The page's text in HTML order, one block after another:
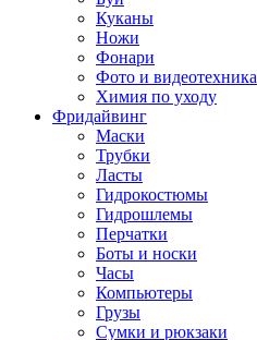
Куканы
Ножи
Фонари
Фото и видеотехника
Химия по уходу
Фридайвинг
Маски
Трубки
Ласты
Гидрокостюмы
Гидрошлемы
Перчатки
Боты и носки
Часы
Компьютеры
Грузы
Сумки и рюкзаки